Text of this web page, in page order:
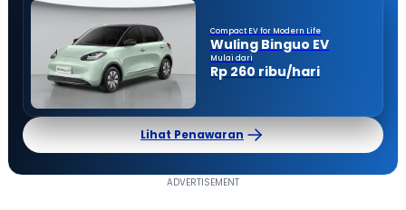
Compact EV for Modern Life
Wuling Binguo EV
Mulai dari
Rp 260 ribu/hari
Lihat Penawaran